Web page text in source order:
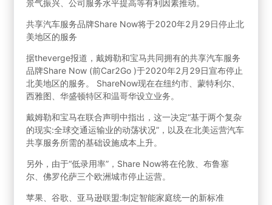
景气振兴、公司服务水平提高等有利因素推动。
共享汽车服务品牌Share Now将于2020年2月29日停止北
美地区的服务
据theverge报道，戴姆勒和宝马共同拥有的共享汽车服务
品牌Share Now (前Car2Go )于2020年2月29日宣布停止
北美地区的服务。 ShareNow现在在纽约市、蒙特利尔、
西雅图、华盛顿特区和温哥华设立业务。
戴姆勒和宝马在联合声明中指出，这一决定“基于两个复杂
的现实:全球交通运输业的动荡状况”，以及在北美运营汽车
共享服务所需的基础设施成本上升。
另外，由于“低录用率”，Share Now将在伦敦、布鲁塞
尔、佛罗伦萨三个欧洲城市停止运营。
苹果、谷歌、亚马逊联盟:制定智能家庭统一的新标准